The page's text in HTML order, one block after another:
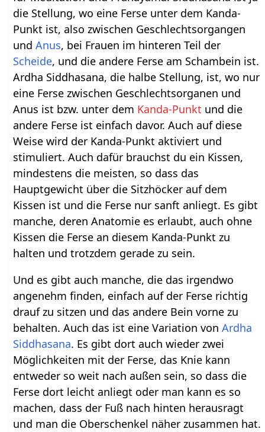
die Stellung, wo eine Ferse unter dem Kanda-
Punkt ist, also zwischen Geschlechtsorgangen
undAnus, bei Frauen im hinteren Teil der
Scheide, und die andere Ferse am Schambein ist.
Ardha Siddhasana, die halbe Stellung, ist, wo nur
eine Ferse zwischen Geschlechtsorganen und
Anus ist bzw. unter dem Kanda-Punkt und die
andere Ferse ist einfach davor. Auch auf diese
Weise wird der Kanda-Punkt aktiviert und
stimuliert. Auch dafür brauchst du ein Kissen,
mindestens die meisten, so dass das
Hauptgewicht über die Sitzhöcker auf dem
Kissen ist und die Ferse nur sanft anliegt. Es gibt
manche, deren Anatomie es erlaubt, auch ohne
Kissen die Ferse an diesem Kanda-Punkt zu
halten und trotzdem gerade zu sein.
Und es gibt auch manche, die das irgendwo
angenehm finden, einfach auf der Ferse richtig
drauf zu sitzen und das andere Bein vorne zu
behalten. Auch das ist eine Variation vonArdha
Siddhasana. Es gibt dort auch wieder zwei
Möglichkeiten mit der Ferse, das Knie kann
entweder so weit nach außen sein, so dass die
Ferse dort leicht anliegt oder man kann es so
machen, dass der Fuß nach hinten herausragt
und man die Oberschenkel näher zusammen hat.